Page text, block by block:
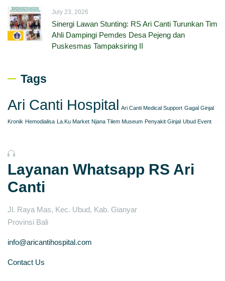
July 23, 2026
Sinergi Lawan Stunting: RS Ari Canti Turunkan Tim
Ahli Dampingi Pemdes Desa Pejeng dan
Puskesmas Tampaksiring II
Tags
Ari Canti Hospital Ari Canti Medical Support Gagal Ginjal
Kronik Hemodialisa La.Ku Market Njana Tilem Museum Penyakit Ginjal Ubud Event
Layanan Whatsapp RS Ari
Canti
Jl. Raya Mas, Kec. Ubud, Kab. Gianyar
Provinsi Bali
info@aricantihospital.com
Contact Us